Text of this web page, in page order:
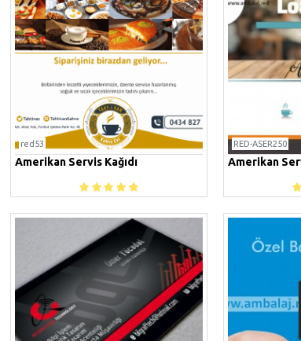
red53
Amerikan Servis Kağıdı
RED-ASER250
Amerikan